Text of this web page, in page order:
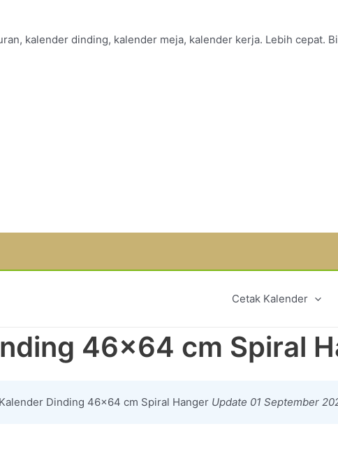
kalender dinding, kalender meja, kalender kerja. Lebih cepat.
Cetak Kalender
46×64 cm Spiral
Dinding 46×64 cm Spiral Hanger Update 01 September